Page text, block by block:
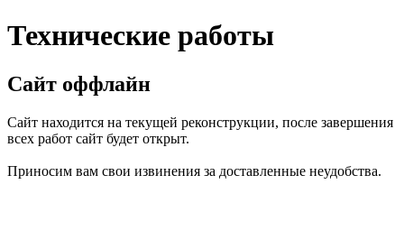
Технические работы
Сайт оффлайн
Сайт находится на текущей реконструкции, после завершения
всех работ сайт будет открыт.
Приносим вам свои извинения за доставленные неудобства.